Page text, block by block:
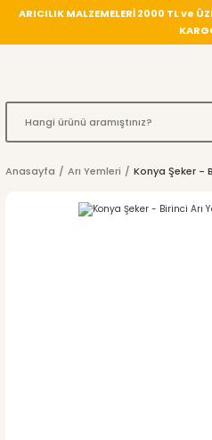
ARICILIK MALZEMELERİ 2000 TL ve
Anasayfa Arı Yemleri Konya Şeker -